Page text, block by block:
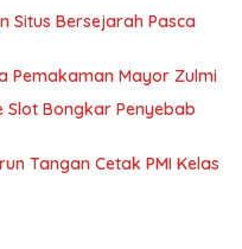
Situs Bersejarah Pasca
Pemakaman Mayor Zulmi
Slot Bongkar Penyebab
Tangan Cetak PMI Kelas